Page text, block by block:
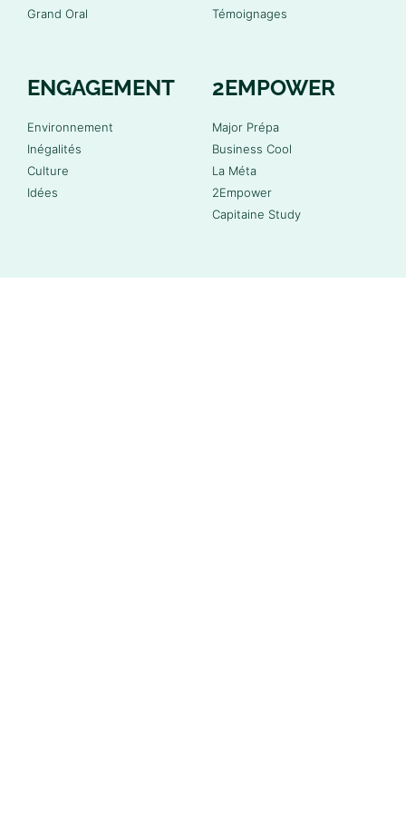
Grand Oral
Témoignages
ENGAGEMENT
Environnement
Inégalités
Culture
Idées
2EMPOWER
Major Prépa
Business Cool
La Méta
2Empower
Capitaine Study